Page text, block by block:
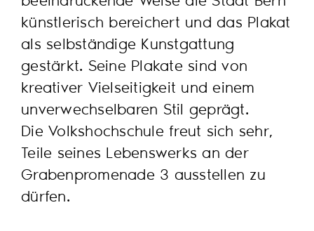
künstlerisch bereichert und das Plakat
als selbständige Kunstgattung
gestärkt. Seine Plakate sind von
kreativer Vielseitigkeit und einem
unverwechselbaren Stil geprägt.
Die Volkshochschule freut sich sehr,
Teile seines Lebenswerks an der
Grabenpromenade 3 ausstellen zu
dürfen.